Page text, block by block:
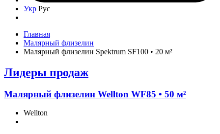
Укр Рус
Главная
Малярный флизелин
Малярный флизелин Spektrum SF100 • 20 м²
Лидеры продаж
Малярный флизелин Wellton WF85 • 50 м²
Wellton